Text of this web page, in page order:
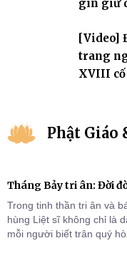
gìn giữ
[Video]
trang
XVIII
Phật Giáo
Tháng Bảy tri ân: Đời
Trong tinh thần tri ân và
hùng Liệt sĩ không chỉ là
mỗi người biết trân quý